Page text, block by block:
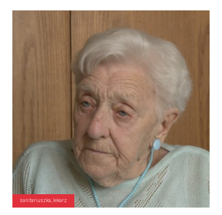
sanitariuszka, lekarz